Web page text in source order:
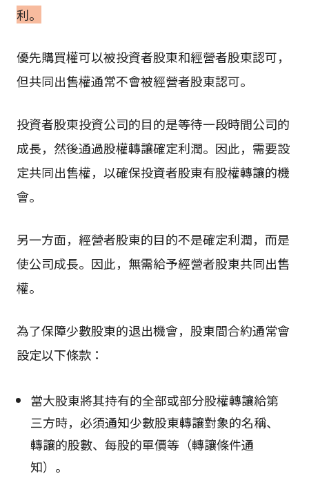
利。
優先購買權可以被投資者股東和經營者股東認可，
但共同出售權通常不會被經營者股東認可。
投資者股東投資公司的目的是等待一段時間公司的
成長，然後通過股權轉讓確定利潤。因此，需要設
定共同出售權，以確保投資者股東有股權轉讓的機
會。
另一方面，經營者股東的目的不是確定利潤，而是
使公司成長。因此，無需給予經營者股東共同出售
權。
為了保障少數股東的退出機會，股東間合約通常會
設定以下條款：
當大股東將其持有的全部或部分股權轉讓給第
三方時，必須通知少數股東轉讓對象的名稱、
轉讓的股數、每股的單價等（轉讓條件通
知）。